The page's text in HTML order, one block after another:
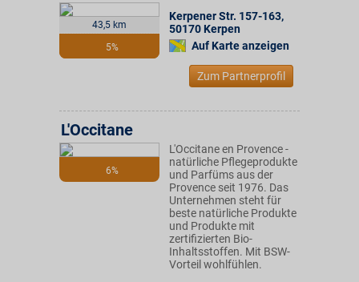
43,5 km
5%
Kerpener Str. 157-163,
50170 Kerpen
Auf Karte anzeigen
Zum Partnerprofil
6%
L'Occitane
L'Occitane en Provence -
natürliche Pflegeprodukte
und Parfüms aus der
Provence seit 1976. Das
Unternehmen steht für
beste natürliche Produkte
und Produkte mit
zertifizierten Bio-
Inhaltsstoffen. Mit BSW-
Vorteil wohlfühlen.